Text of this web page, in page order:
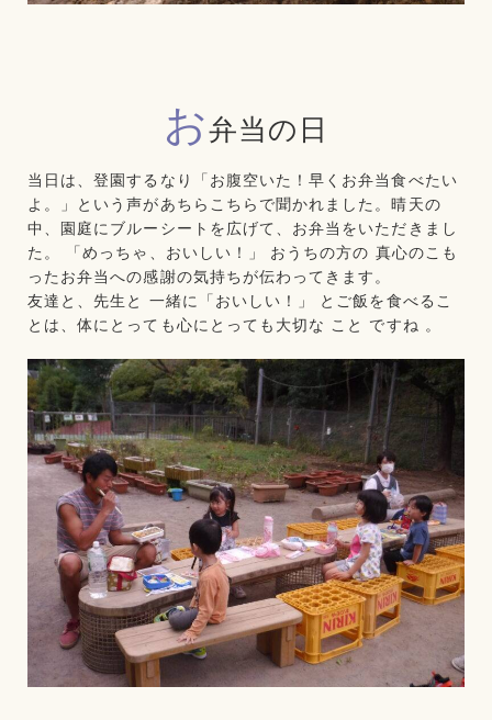
お弁当の日
当日は、登園するなり「お腹空いた！早くお弁当食べたい
よ。」という声があちらこちらで聞かれました。晴天の
中、園庭にブルーシートを広げて、お弁当をいただきまし
た。 「めっちゃ、おいしい！」 おうちの方の 真心のこも
ったお弁当への感謝の気持ちが伝わってきます。
友達と、先生と 一緒に「おいしい！」 とご飯を食べるこ
とは、体にとっても心にとっても大切な こと ですね 。